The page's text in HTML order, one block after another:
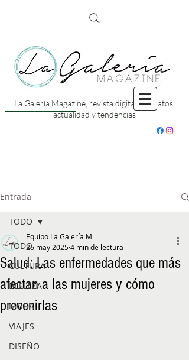
La Galería Magazine, revista digital con datos,
actualidad y tendencias
Entrada
TODO
CULTURA
BELLEZA
MODA
VIAJES
DISEÑO
TODO
Salud: Las enfermedades que más
afectan a las mujeres y cómo
prevenirlas
Equipo La Galería M
26 may 20254 min de lectura